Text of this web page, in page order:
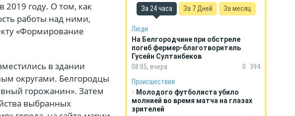
2019 году. О том, как
работы над ними,
«Формирование
в здании
округами. Белгородцы
горожанин». Затем
выбранных
За 24 часа За 7 Дней За месяц
Люди
На Белгородчине при обстреле
погиб фермер-благотворитель
Гусейн Султанбеков
08:05, вчера
0
394
Происшествия
Молодого футболиста убило
молнией во время матча на глазах
зрителей